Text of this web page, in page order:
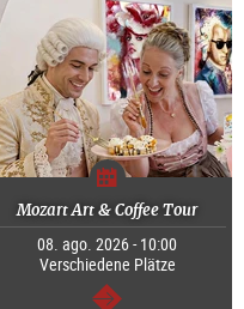
Mozart Art & Coffee Tour
08. ago. 2026 - 10:00
Verschiedene Plätze